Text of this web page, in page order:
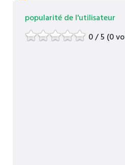
popularité de l'utilisateur
0 / 5 (0